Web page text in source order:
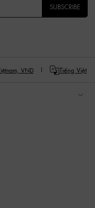
SUBSCRIBE
VND Tiếng Việt